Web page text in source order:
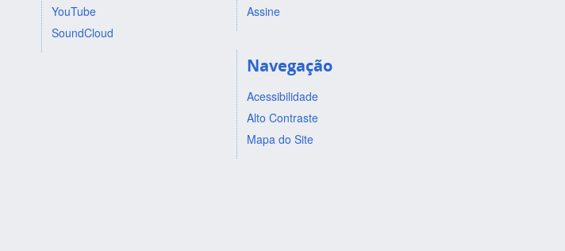
YouTube
SoundCloud
Assine
Navegação
Acessibilidade
Alto Contraste
Mapa do Site